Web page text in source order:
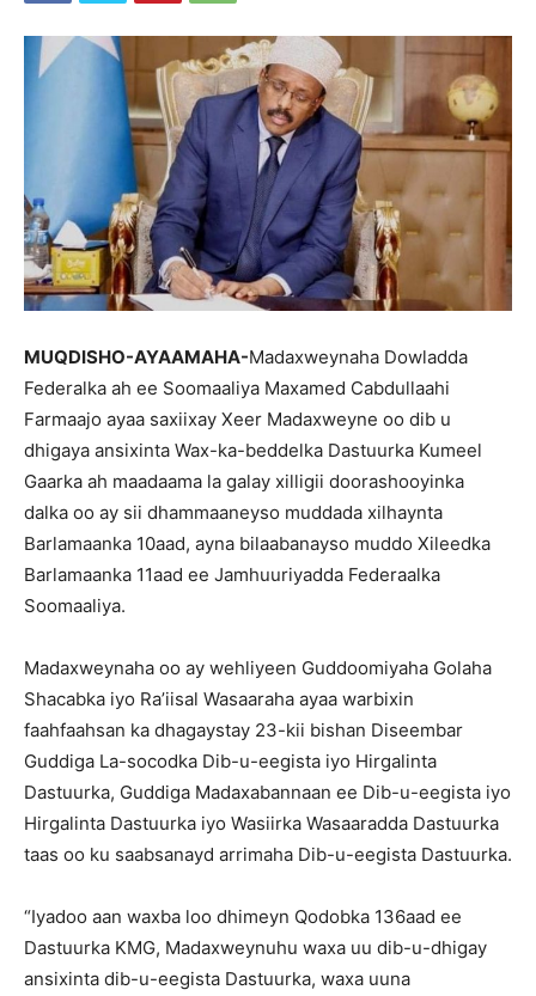
MUQDISHO-AYAAMAHA-Madaxweynaha Dowladda
Federalka ah ee Soomaaliya Maxamed Cabdullaahi
Farmaajo ayaa saxiixay Xeer Madaxweyne oo dib u
dhigaya ansixinta Wax-ka-beddelka Dastuurka Kumeel
Gaarka ah maadaama la galay xilligii doorashooyinka
dalka oo ay sii dhammaaneyso muddada xilhaynta
Barlamaanka 10aad, ayna bilaabanayso muddo Xileedka
Barlamaanka 11aad ee Jamhuuriyadda Federaalka
Soomaaliya.
Madaxweynaha oo ay wehliyeen Guddoomiyaha Golaha
Shacabka iyo Ra’iisal Wasaaraha ayaa warbixin
faahfaahsan ka dhagaystay 23-kii bishan Diseembar
Guddiga La-socodka Dib-u-eegista iyo Hirgalinta
Dastuurka, Guddiga Madaxabannaan ee Dib-u-eegista iyo
Hirgalinta Dastuurka iyo Wasiirka Wasaaradda Dastuurka
taas oo ku saabsanayd arrimaha Dib-u-eegista Dastuurka.
“Iyadoo aan waxba loo dhimeyn Qodobka 136aad ee
Dastuurka KMG, Madaxweynuhu waxa uu dib-u-dhigay
ansixinta dib-u-eegista Dastuurka, waxa uuna